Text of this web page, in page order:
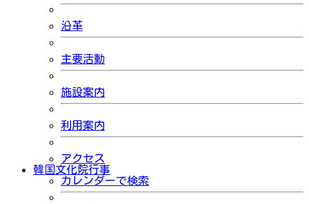
沿革
主要活動
施設案内
利用案内
アクセス
韓国文化院行事
カレンダーで検索